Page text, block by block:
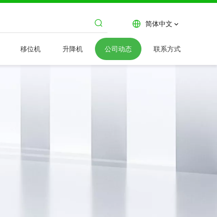
简体中文
移位机 升降机 公司动态 联系方式